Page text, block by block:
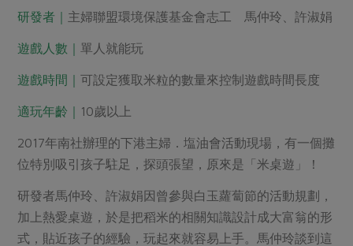
樂齡友善
社務會議 地區活動
活動報下載
研發者｜ 主婦聯盟環境保護基金會志工 馬仲玲、許淑娟
遊戲人數｜單人就能玩
遊戲時間｜可設定獲取米粒的數量來控制遊戲時間長度
適玩年齡｜ 10歲以上
2017年南社辦理的下港主婦．塩油會活動現場，有一個攤
位特別吸引孩子駐足，探頭張望，原來是「米桌遊」！
研發者馬仲玲、許淑娟因曾參與白玉蘿蔔節的活動規劃，
加上熱愛桌遊，於是把稻米的相關知識設計成大富翁的形
式，貼近孩子的經驗，玩起來就容易上手。馬仲玲談到這